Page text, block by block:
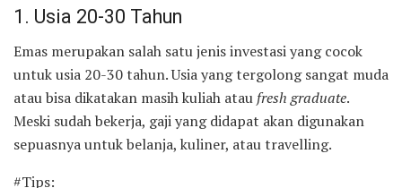
1. Usia 20-30 Tahun
Emas merupakan salah satu jenis investasi yang cocok
untuk usia 20-30 tahun. Usia yang tergolong sangat muda
atau bisa dikatakan masih kuliah ataufresh graduate.
Meski sudah bekerja, gaji yang didapat akan digunakan
sepuasnya untuk belanja, kuliner, atau travelling.
#Tips: